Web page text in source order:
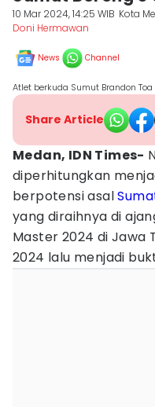
10 Mar 2024, 14:25 WIB Kota
Doni Hermawan
News Channel
Atlet berkuda Sumut Brandon Toa
Share Article
Medan, IDN Times-
diperhitungkan
berpotensi asal
yang diraihnya di
Master 2024 di Jawa
2024 lalu menjadi